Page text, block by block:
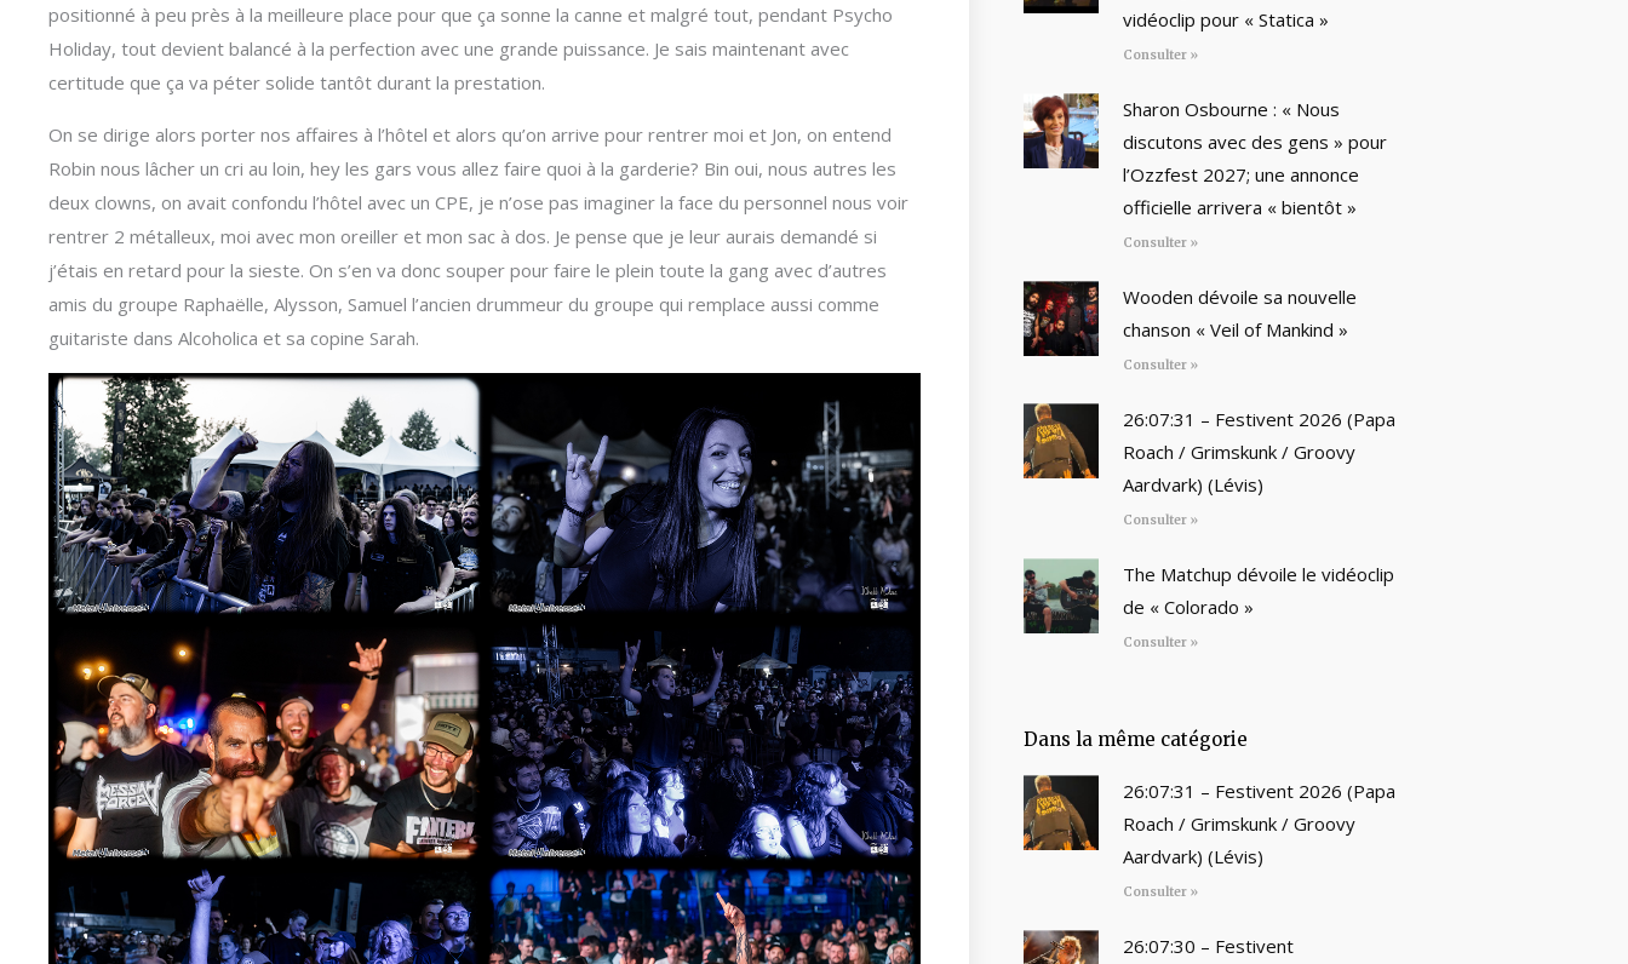
positionné à peu près à la meilleure place pour que ça sonne la canne et malgré tout, pendant Psycho
Holiday, tout devient balancé à la perfection avec une grande puissance. Je sais maintenant avec
certitude que ça va péter solide tantôt durant la prestation.
On se dirige alors porter nos affaires à l’hôtel et alors qu’on arrive pour rentrer moi et Jon, on entend
Robin nous lâcher un cri au loin, hey les gars vous allez faire quoi à la garderie? Bin oui, nous autres les
deux clowns, on avait confondu l’hôtel avec un CPE, je n’ose pas imaginer la face du personnel nous voir
rentrer 2 métalleux, moi avec mon oreiller et mon sac à dos. Je pense que je leur aurais demandé si
j’étais en retard pour la sieste. On s’en va donc souper pour faire le plein toute la gang avec d’autres
amis du groupe Raphaëlle, Alysson, Samuel l’ancien drummeur du groupe qui remplace aussi comme
guitariste dans Alcoholica et sa copine Sarah.
vidéoclip pour « Statica »
Consulter »
Sharon Osbourne : « Nous
discutons avec des gens » pour
l’Ozzfest 2027; une annonce
officielle arrivera « bientôt »
Consulter »
Wooden dévoile sa nouvelle
chanson « Veil of Mankind »
Consulter »
26:07:31 – Festivent 2026 (Papa
Roach / Grimskunk / Groovy
Aardvark) (Lévis)
Consulter »
The Matchup dévoile le vidéoclip
de « Colorado »
Consulter »
Dans la même catégorie
26:07:31 – Festivent 2026 (Papa
Roach / Grimskunk / Groovy
Aardvark) (Lévis)
Consulter »
26:07:30 – Festivent